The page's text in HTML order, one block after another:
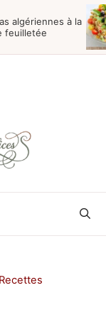
algériennes à la
feuilletée
Recettes